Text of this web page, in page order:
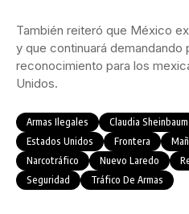
También reiteró que México
y que continuará demandando
reconocimiento para los
Unidos.
Armas Ilegales Claudia Sheinbaum
Estados Unidos
Frontera
Narcotráfico
Nuevo Laredo
Seguridad
Tráfico De Armas